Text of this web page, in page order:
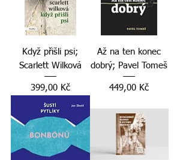
Když přišli psi;
Scarlett Wilková
Cena
399,00 Kč
Až na ten konec
dobrý; Pavel Tomeš
Cena
449,00 Kč